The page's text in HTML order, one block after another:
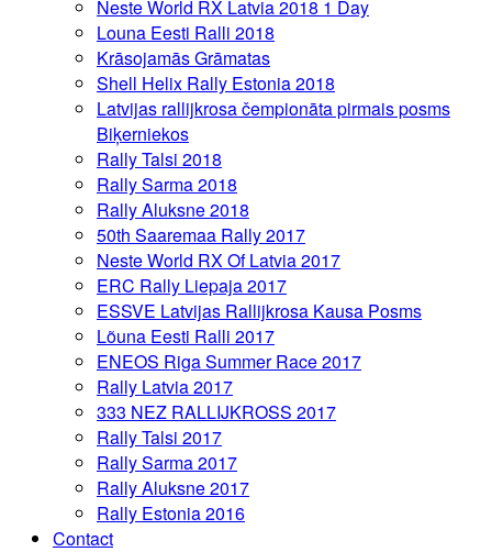
Neste World RX Latvia 2018 1 Day
Louna Eesti Ralli 2018
Krāsojamās Grāmatas
Shell Helix Rally Estonia 2018
Latvijas rallijkrosa čempionāta pirmais posms
Biķerniekos
Rally Talsi 2018
Rally Sarma 2018
Rally Aluksne 2018
50th Saaremaa Rally 2017
Neste World RX Of Latvia 2017
ERC Rally Liepaja 2017
ESSVE Latvijas Rallijkrosa Kausa Posms
Lõuna Eesti Ralli 2017
ENEOS Riga Summer Race 2017
Rally Latvia 2017
333 NEZ RALLIJKROSS 2017
Rally Talsi 2017
Rally Sarma 2017
Rally Aluksne 2017
Rally Estonia 2016
Contact